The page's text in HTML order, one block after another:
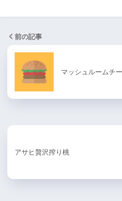
前の記事
マッシュルームチ
アサヒ贅沢搾り桃